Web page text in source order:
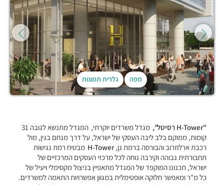
מפה גלרית תמונות
"H-Tower רסיטל", מגדל משרדים יוקרתי,
המגדל מתנשא לגובה 31
קומות, ממוקם בלב ליבה העסקי של ישראל, על דרך מנחם בגין, מול
רכבת ארלוזרוב והבורסה ברמת גן,H-Tower מבטיח רמת נגישות
תחבורתית גבוהה וקירבה נוחה לכל מרכזי העסקים המרכזיים של
ישראל, תכנונו המוקפד של המגדל מתאפיין בניצול מקסימלי ויעיל של
כל מ"ר ומאפשר חלוקה אופטימלית במגוון אפשרויות התאמה למשרדים.